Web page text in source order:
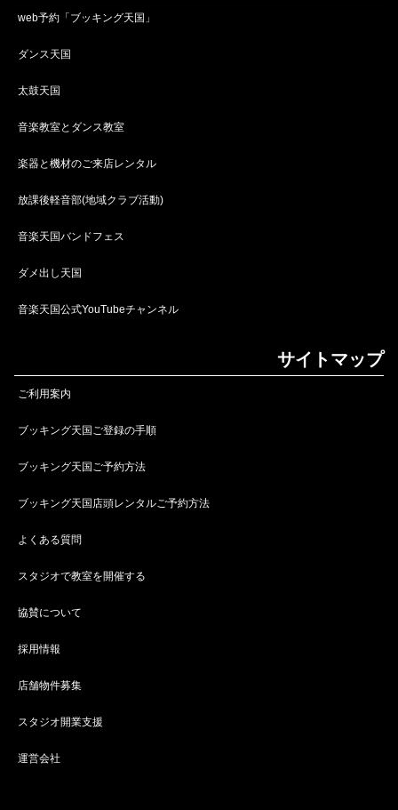
web予約「ブッキング天国」
ダンス天国
太鼓天国
音楽教室とダンス教室
楽器と機材のご来店レンタル
放課後軽音部(地域クラブ活動)
音楽天国バンドフェス
ダメ出し天国
音楽天国公式YouTubeチャンネル
サイトマップ
ご利用案内
ブッキング天国ご登録の手順
ブッキング天国ご予約方法
ブッキング天国店頭レンタルご予約方法
よくある質問
スタジオで教室を開催する
協賛について
採用情報
店舗物件募集
スタジオ開業支援
運営会社